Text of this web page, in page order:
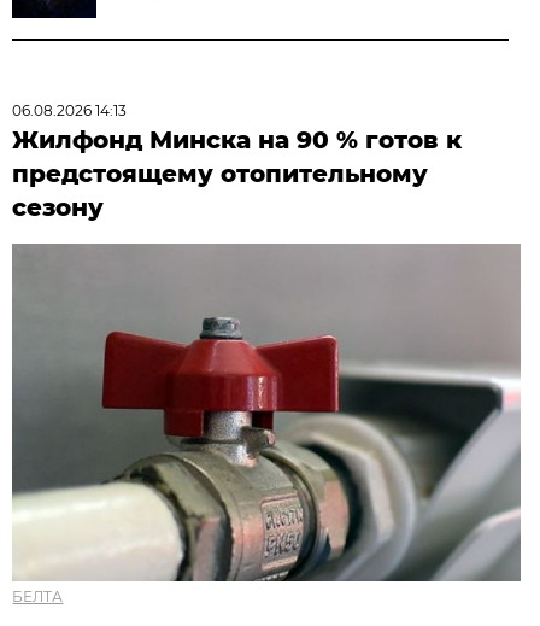
06.08.2026 14:13
Жилфонд Минска на 90 % готов к
предстоящему отопительному
сезону
БЕЛТА